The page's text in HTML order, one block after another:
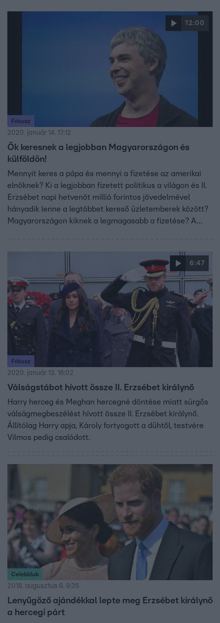
12:00
Fókusz
2020. január 14. 17:12
Ők keresnek a legjobban Magyarországon és
külföldön!
Mennyit keres a pápa és mennyi a fizetése az amerikai
elnöknek? Ki a legjobban fizetett politikus a világon és II.
Erzsébet napi hetvenöt millió forintos jövedelmével
hányadik lenne a legtöbbet kereső üzletemberek között?
Magyarországon kiknek a legmagasabb a fizetése? A
6:47
Fókusz
2020. január 13. 18:02
Válságstábot hívott össze II. Erzsébet királynő
Harry herceg és Meghan hercegné döntése miatt sürgős
válságmegbeszélést hívott össze II. Erzsébet királynő.
Állítólag Harry apja, Károly fortyogott a dühtől, testvére
Vilmos pedig csalódott.
Celebklub
2018. augusztus 6. 9:35
Lenyűgöző ajándékkal lepte meg Erzsébet királynő
a hercegi párt